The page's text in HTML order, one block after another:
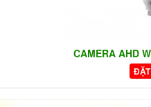
CAMERA AHD